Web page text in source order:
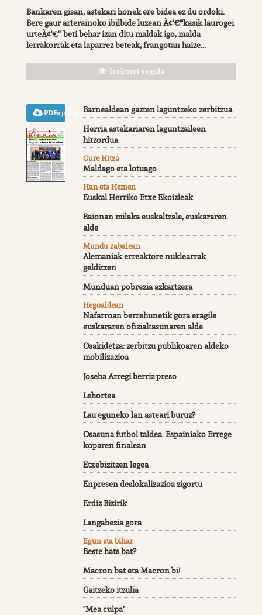
Bankaren gisan, astekari honek ere bidea ez du ordoki.
Bere gaur arterainoko ibilbide luzean À¢'€'"kasik laurogei
urteÀ¢'€'" beti behar izan ditu maldak igo, malda
lerrakorrak eta laparrez beteak, frangotan haize...
Irakurri segida
PDFa jaitsi
Barnealdean gazten laguntzeko zerbitzua
Herria astekariaren laguntzaileen
hitzordua
Gure Hitza
Maldago eta lotuago
Han eta Hemen
Euskal Herriko Etxe Ekoizleak
Baionan milaka euskaltzale, euskararen
alde
Mundu zabalean
Alemaniak erreaktore nuklearrak
gelditzen
Munduan pobrezia azkartzera
Hegoaldean
Nafarroan berrehunetik gora eragile
euskararen ofizialtasunaren alde
Osakidetza: zerbitzu publikoaren aldeko
mobilizazioa
Joseba Arregi berriz preso
Lehortea
Lau eguneko lan asteari buruz?
Osasuna futbol taldea: Espainiako Errege
koparen finalean
Etxebizitzen legea
Enpresen deslokalizazioa zigortu
Erdiz Bizirik
Langabezia gora
Egun eta bihar
Beste hats bat?
Macron bat eta Macron bi!
Gaitzeko itzulia
"Mea culpa"